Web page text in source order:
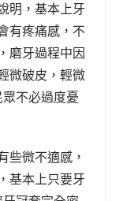
明，基本上牙
有疼痛感，不
磨牙過程中因
微破皮，輕微
不必過度憂
些微不適感，
基本上只要牙